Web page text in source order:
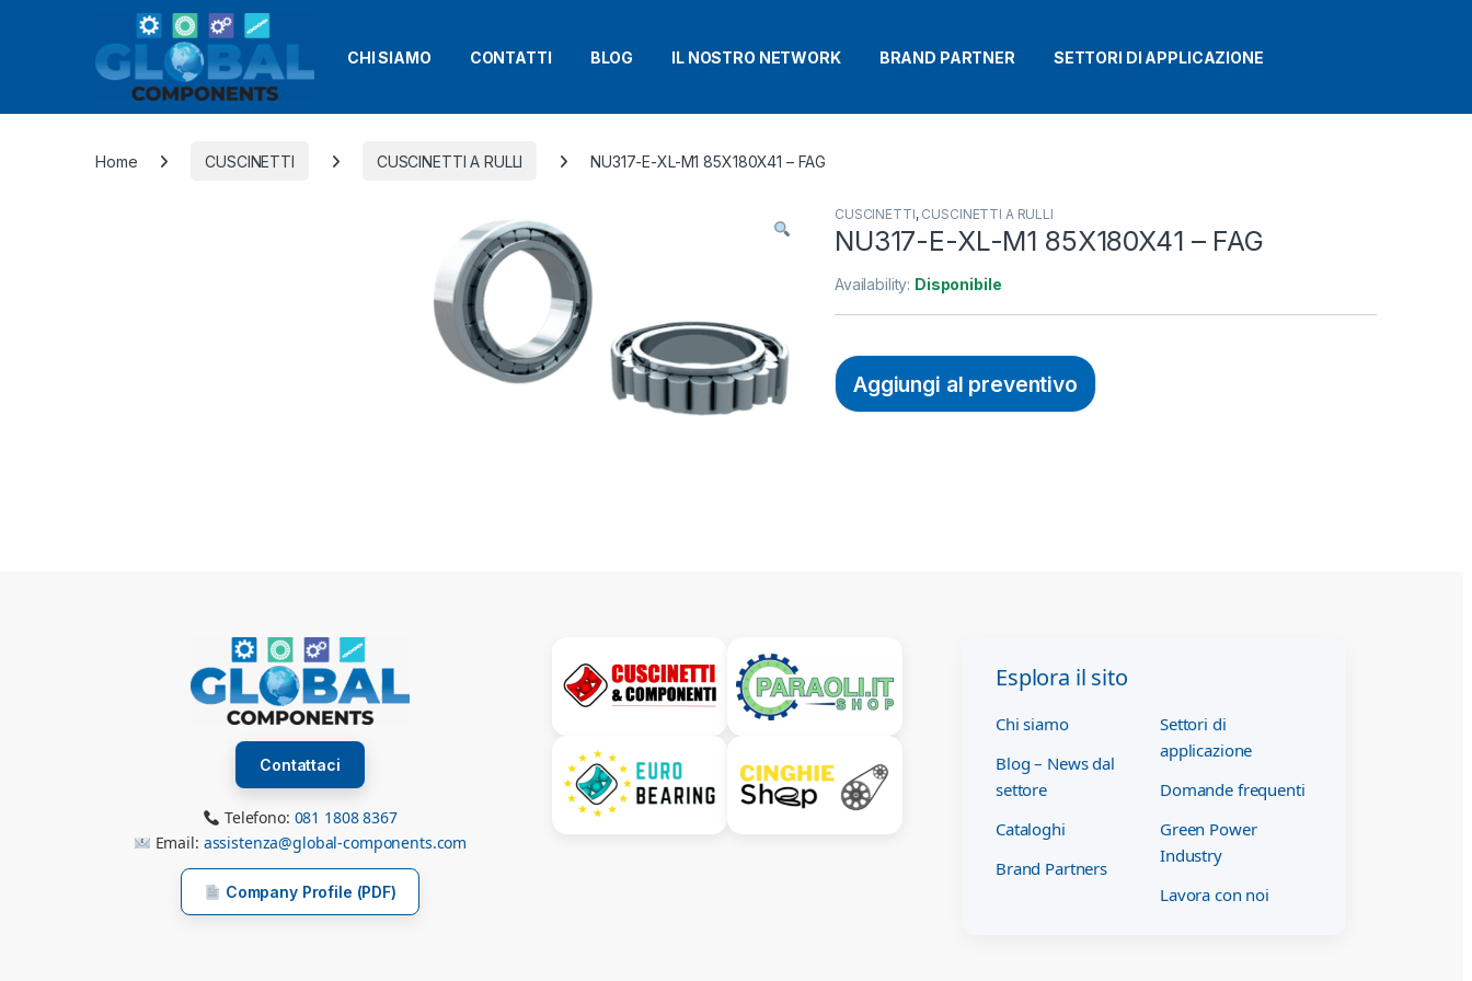
CHI SIAMO CONTATTI BLOG IL NOSTRO NETWORK BRAND PARTNER SETTORI DI APPLICAZIONE
Home CUSCINETTI CUSCINETTI A RULLI NU317-E-XL-M1 85X180X41 – FAG
CUSCINETTI, CUSCINETTI A RULLI
NU317-E-XL-M1 85X180X41 – FAG
Availability: Disponibile
Aggiungi al preventivo
Contattaci
Telefono: 081 1808 8367
Email: assistenza@global-components.com
Company Profile (PDF)
Esplora il sito
Chi siamo
Blog – News dal
settore
Cataloghi
Brand Partners
Settori di
applicazione
Domande frequenti
Green Power
Industry
Lavora con noi